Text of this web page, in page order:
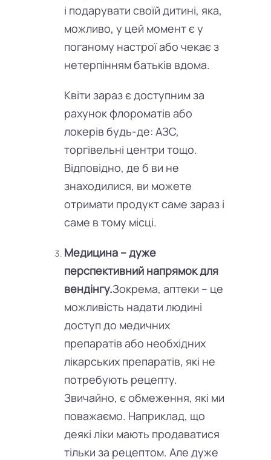
і подарувати своїй дитині, яка,
можливо, у цей момент є у
поганому настрої або чекає з
нетерпінням батьків вдома.
Квіти зараз є доступним за
рахунок флороматів або
локерів будь-де: АЗС,
торгівельні центри тощо.
Відповідно, де б ви не
знаходилися, ви можете
отримати продукт саме зараз і
саме в тому місці.
Медицина – дуже
перспективний напрямок для
вендінгу.Зокрема, аптеки – це
можливість надати людині
доступ до медичних
препаратів або необхідних
лікарських препаратів, які не
потребують рецепту.
Звичайно, є обмеження, які ми
поважаємо. Наприклад, що
деякі ліки мають продаватися
тільки за рецептом. Але дуже